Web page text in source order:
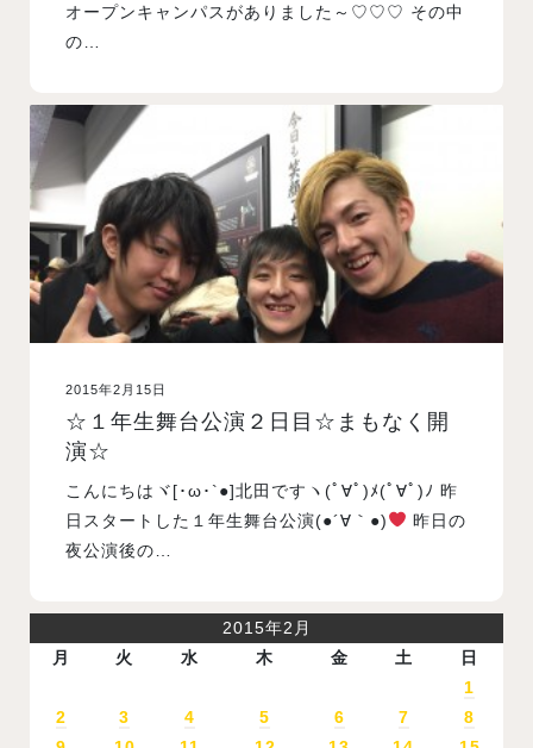
オープンキャンパスがありました～♡♡♡ その中
の…
2015年2月15日
☆１年生舞台公演２日目☆まもなく開
演☆
こんにちはヾ[･ω･`●]北田ですヽ(ﾟ∀ﾟ)ﾒ(ﾟ∀ﾟ)ﾉ 昨
日スタートした１年生舞台公演(●´∀｀●)
昨日の
夜公演後の…
2015年2月
月
火 水 木 金 土
日
1
2
3 4 5 6 7
8